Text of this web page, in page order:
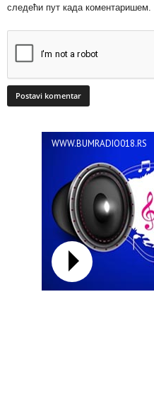
следећи пут када коментаришем.
WWW.BUMRADIO018.RS